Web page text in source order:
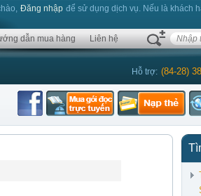
Đăng nhập để sử dụng dịch vụ. Nếu là khách
dẫn mua hàng Liên hệ
Hỗ trợ: (84-28)